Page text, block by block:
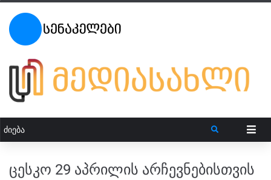
ცესკო 29 აპრილის არჩევნებისთვის